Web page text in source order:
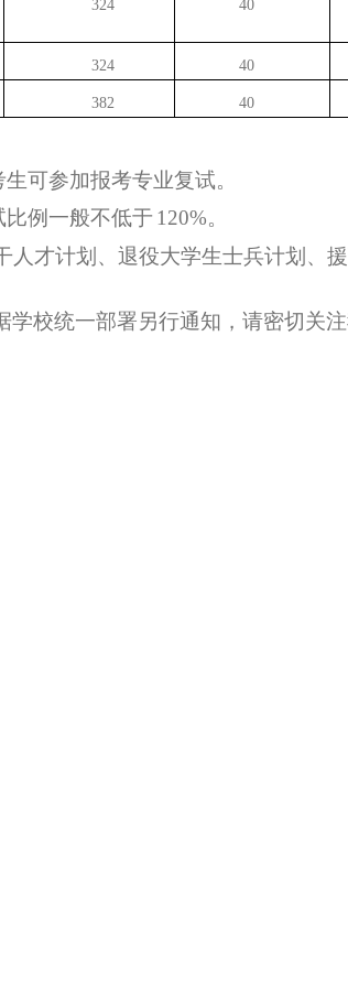
324 40
324 40
382 40
可参加报考专业复试。
比例一般不低于120%。
人才计划、退役大学生士兵计划、
学校统一部署另行通知，请密切关